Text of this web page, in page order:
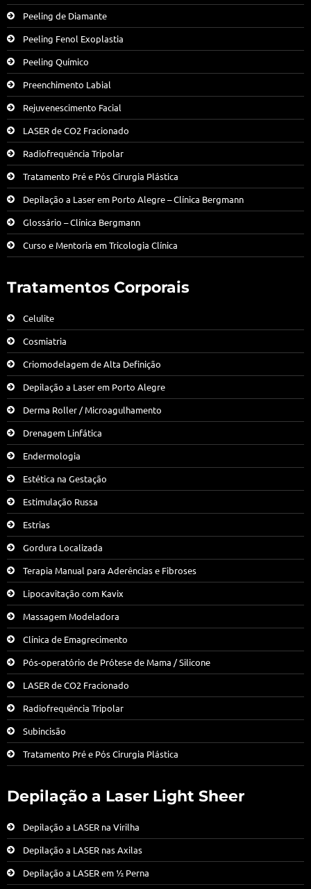
Peeling de Diamante
Peeling Fenol Exoplastia
Peeling Químico
Preenchimento Labial
Rejuvenescimento Facial
LASER de CO2 Fracionado
Radiofrequência Tripolar
Tratamento Pré e Pós Cirurgia Plástica
Depilação a Laser em Porto Alegre – Clínica Bergmann
Glossário – Clínica Bergmann
Curso e Mentoria em Tricologia Clínica
Tratamentos Corporais
Celulite
Cosmiatria
Criomodelagem de Alta Definição
Depilação a Laser em Porto Alegre
Derma Roller / Microagulhamento
Drenagem Linfática
Endermologia
Estética na Gestação
Estimulação Russa
Estrias
Gordura Localizada
Terapia Manual para Aderências e Fibroses
Lipocavitação com Kavix
Massagem Modeladora
Clínica de Emagrecimento
Pós-operatório de Prótese de Mama / Silicone
LASER de CO2 Fracionado
Radiofrequência Tripolar
Subincisão
Tratamento Pré e Pós Cirurgia Plástica
Depilação a Laser Light Sheer
Depilação a LASER na Virilha
Depilação a LASER nas Axilas
Depilação a LASER em ½ Perna